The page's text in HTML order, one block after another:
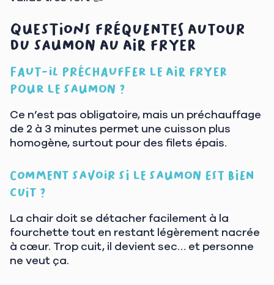
Questions fréquentes autour
du saumon au air fryer
Faut-il préchauffer le air fryer
pour le saumon ?
Ce n’est pas obligatoire, mais un préchauffage
de 2 à 3 minutes permet une cuisson plus
homogène, surtout pour des filets épais.
Comment savoir si le saumon est bien
cuit ?
La chair doit se détacher facilement à la
fourchette tout en restant légèrement nacrée
à cœur. Trop cuit, il devient sec… et personne
ne veut ça.